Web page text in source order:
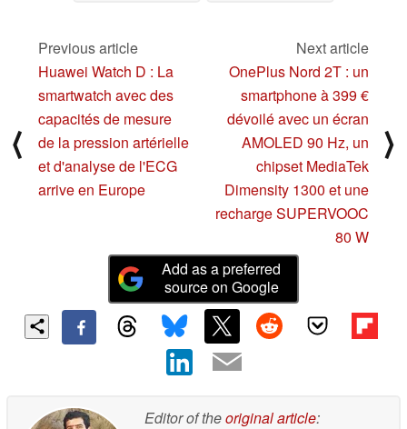
⟨
Previous article
Huawei Watch D : La
smartwatch avec des
capacités de mesure
de la pression artérielle
et d'analyse de l'ECG
arrive en Europe
Next article
OnePlus Nord 2T : un
smartphone à 399 €
dévoilé avec un écran
AMOLED 90 Hz, un
chipset MediaTek
Dimensity 1300 et une
recharge SUPERVOOC
80 W
⟩
Add as a preferred
source on Google
Editor of theoriginal article: